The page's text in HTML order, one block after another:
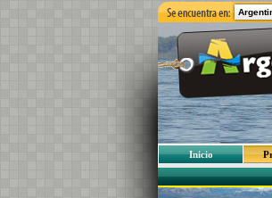
Inicio